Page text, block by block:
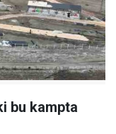
bu kampta